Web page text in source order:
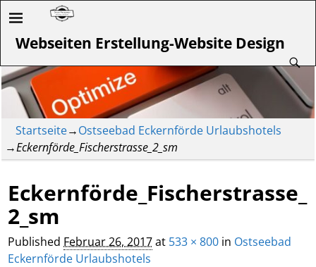
Webseiten Erstellung-Website Design
Startseite→Ostseebad Eckernförde Urlaubshotels
→Eckernförde_Fischerstrasse_2_sm
Eckernförde_Fischerstrasse_
2_sm
Published Februar 26, 2017at 533 × 800 in Ostseebad
Eckernförde Urlaubshotels